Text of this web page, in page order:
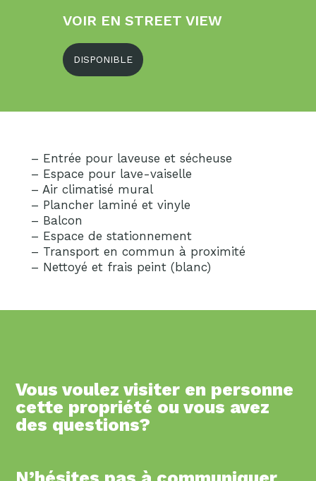
VOIR EN STREET VIEW
DISPONIBLE
– Entrée pour laveuse et sécheuse
– Espace pour lave-vaiselle
– Air climatisé mural
– Plancher laminé et vinyle
– Balcon
– Espace de stationnement
– Transport en commun à proximité
– Nettoyé et frais peint (blanc)
Vous voulez visiter en personne
cette propriété ou vous avez
des questions?